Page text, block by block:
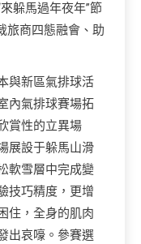
躲馬過年夜年”節
旅商四態融會、助
與新區氣排球活
內氣排球賽場拓
賞性的立異場
展設于躲馬山滑
軟雪層中完成變
技巧精度，更增
住，全身的肌肉
出哀嚎。參賽選